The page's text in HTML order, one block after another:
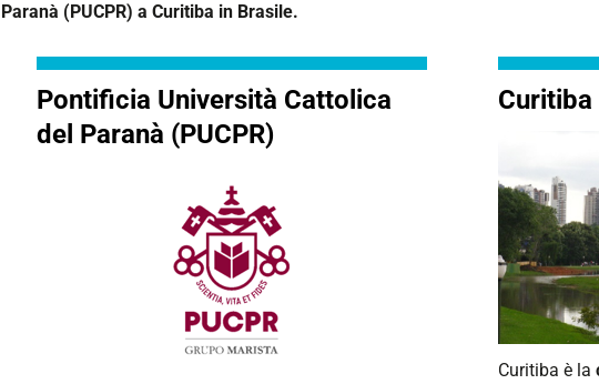
Paranà (PUCPR) a Curitiba in Brasile.
Pontificia Università Cattolica
del Paranà (PUCPR)
Curitiba
Curitiba è la